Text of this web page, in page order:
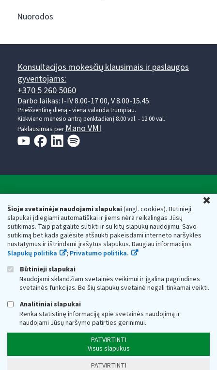
Šioje svetainėje naudojami slapukai(angl. cookies). Būtinieji
slapukai įdiegiami automatiškai ir jiems nėra reikalingas Jūsų
sutikimas. Taip pat galite sutikti ir su kitų slapukų naudojimu. Savo
sutikimą bet kada galėsite atšaukti pakeisdami interneto naršyklės
nustatymus ir ištrindami įrašytus slapukus. Daugiau informacijos
Slapukų politika
; Privatumo politika.
Būtinieji slapukai
Naudojami sklandžiam svetainės veikimui ir įgalina pagrindines
svetainės funkcijas. Be šių slapukų svetainė negali tinkamai veikti.
Analitiniai slapukai
Renka statistinę informaciją apie svetainės naudojimą ir
naudojami Jūsų naršymo patirties gerinimui.
PATVIRTINTI
Visus slapukus
PATVIRTINTI
Nuorodos
Konsultacijos mokesčių klausimais ir paslaugos
gyventojams:
+370 5 260 5060
Darbo laikas: I-IV 8.00-17.00, V 8.00-15.45.
Prieššventinę dieną - viena valanda trumpiau.
Kiekvieno mėnesio antrą penktadienį 8.00 val. - 12.00 val.
Paklausimas per Mano VMI
Respublikos finansų ministerijos
Biudžetinė įstaiga. Juridinio asmens kodas — 188659752,
adresas: Vasario 16-osios g. 14, 01107 Vilnius, Lietuva, el.paštas:
vmi@vmi.lt, E. pristatymo dėžutės adresas 188659752
Duomenys apie Valstybinę mokesčių inspekciją prie Lietuvos
Respublikos finansų ministerijos kaupiami ir saugomi Juridinių